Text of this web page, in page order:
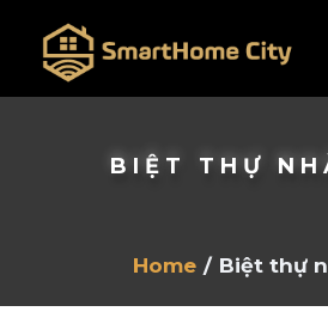
BIỆT THỰ
Home / Biệt thự